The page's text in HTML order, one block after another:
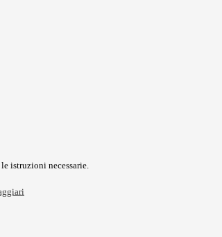
istruzioni necessarie.